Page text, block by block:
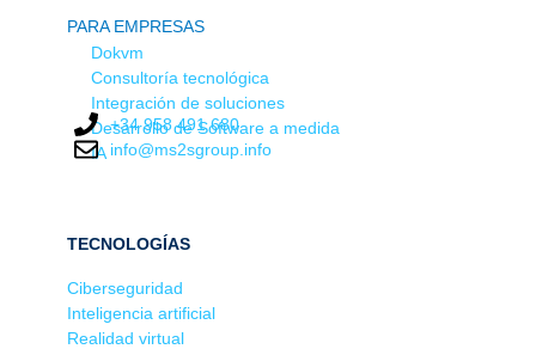
PARA EMPRESAS
Dokvm
Consultoría tecnológica
Integración de soluciones
Desarrollo de Software a medida
IA
+34 958 491 680
info@ms2sgroup.info
TECNOLOGÍAS
Ciberseguridad
Inteligencia artificial
Realidad virtual